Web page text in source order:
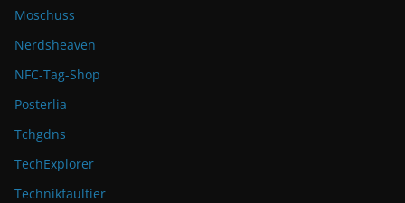
Moschuss
Nerdsheaven
NFC-Tag-Shop
Posterlia
Tchgdns
TechExplorer
Technikfaultier